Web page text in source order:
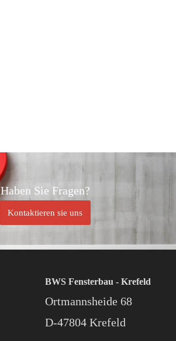
Haben Sie Fragen?
Kontaktieren sie uns
BWS Fensterbau - Krefeld
Ortmannsheide 68
D-47804 Krefeld